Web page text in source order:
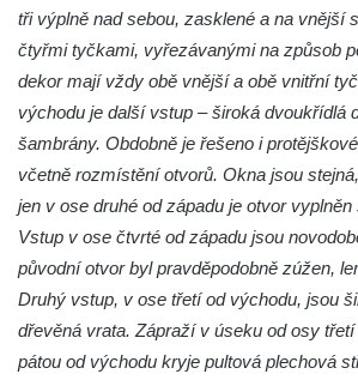
tři výplně nad sebou, zasklené a na vnější
čtyřmi tyčkami, vyřezávanými na způsob
dekor mají vždy obě vnější a obě vnitřní
východu je další vstup – široká dvoukřídlá
šambrány. Obdobně je řešeno i
včetně rozmístění otvorů. Okna jsou
jen v ose druhé od západu je otvor
Vstup v ose čtvrté od západu jsou
původní otvor byl pravděpodobně zúžen,
Druhý vstup, v ose třetí od východu, jsou
dřevěná vrata. Zápraží v úseku od osy
pátou od východu kryje pultová plechová